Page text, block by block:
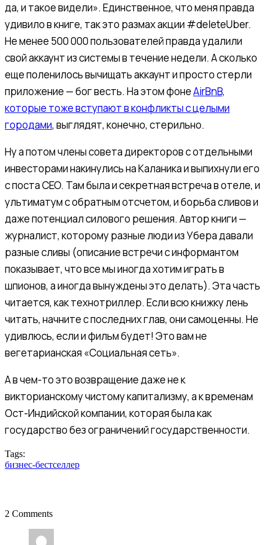
да, и такое видели». Единственное, что меня правда
удивило в книге, так это размах акции #deleteUber.
Не менее 500 000 пользователей правда удалили
свой аккаунт из системы в течение недели. А сколько
еще поленилось вычищать аккаунт и просто стерли
приложение — бог весть. На этом фонеAirBnB,
которые тоже вступают в конфликты с целыми
городами, выглядят, конечно, стерильно.
Ну а потом члены совета директоров с отдельными
инвесторами накинулись на Каланика и выпихнули его
с поста CEO. Там была и секретная встреча в отеле, и
ультиматум с обратным отсчетом, и борьба сливов и
даже потенциал силового решения. Автор книги —
журналист, которому разные люди из Убера давали
разные сливы (описание встречи с информантом
показывает, что все мы иногда хотим играть в
шпионов, а иногда вынуждены это делать). Эта часть
читается, как технотриллер. Если всю книжку лень
читать, начните с последних глав, они самоценны. Не
удивлюсь, если и фильм будет! Это вам не
вегетарианская «Социальная сеть».
А в чем-то это возвращение даже не к
викторианскому чистому капитализму, а к временам
Ост-Индийской компании, которая была как
государство без ограничений государственности.
Tags:
бизнес-бестселлер
2 Comments